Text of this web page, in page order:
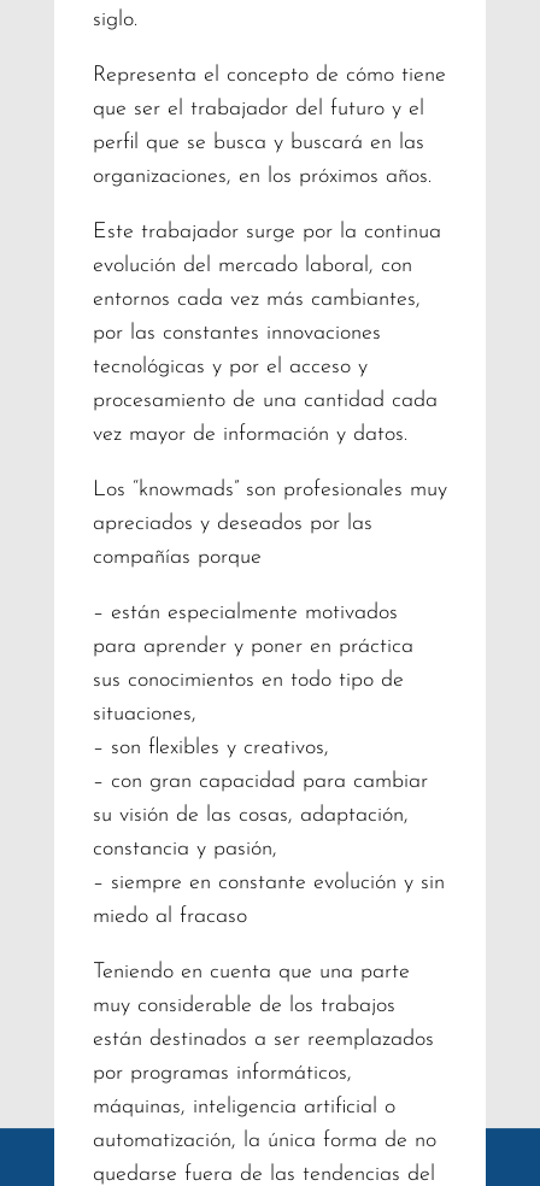
siglo.
Representa el concepto de cómo tiene
que ser el trabajador del futuro y el
perfil que se busca y buscará en las
organizaciones, en los próximos años.
Este trabajador surge por la continua
evolución del mercado laboral, con
entornos cada vez más cambiantes,
por las constantes innovaciones
tecnológicas y por el acceso y
procesamiento de una cantidad cada
vez mayor de información y datos.
Los “knowmads” son profesionales muy
apreciados y deseados por las
compañías porque
– están especialmente motivados
para aprender y poner en práctica
sus conocimientos en todo tipo de
situaciones,
– son flexibles y creativos,
– con gran capacidad para cambiar
su visión de las cosas, adaptación,
constancia y pasión,
– siempre en constante evolución y sin
miedo al fracaso
Teniendo en cuenta que una parte
muy considerable de los trabajos
están destinados a ser reemplazados
por programas informáticos,
máquinas, inteligencia artificial o
automatización, la única forma de no
quedarse fuera de las tendencias del